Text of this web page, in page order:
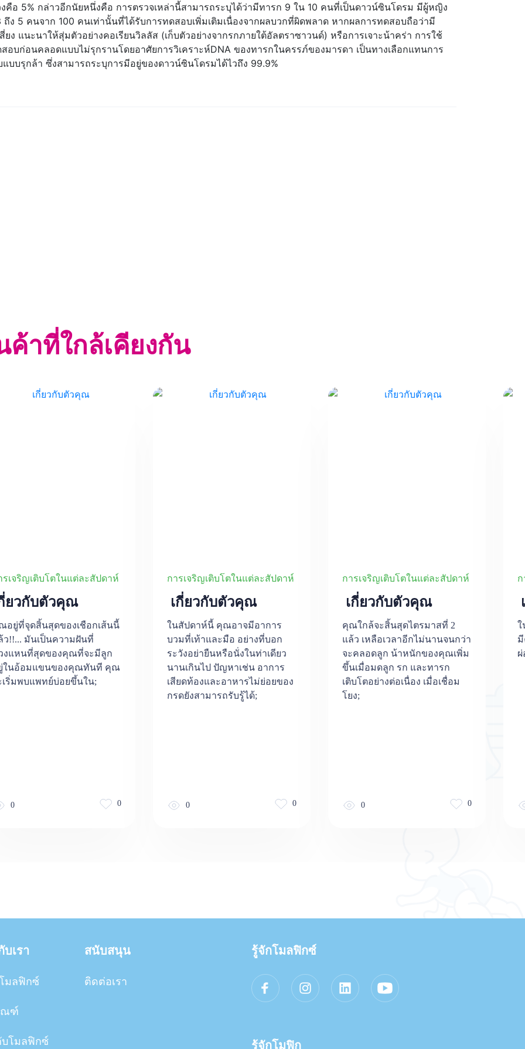
คือ 5% กล่าวอีกนัยหนึ่งคือ การตรวจเหล่านี้สามารถระบุได้ว่ามีทารก 9 ใน 10 คนที่เป็นดาวน์ซินโดรม มีผู้หญิง
ถึง 5 คนจาก 100 คนเท่านั้นที่ได้รับการทดสอบเพิ่มเติมเนื่องจากผลบวกที่ผิดพลาด หากผลการทดสอบถือว่ามี
ยง แนะนาให้สุ่มตัวอย่างคอเรียนวิลลัส (เก็บตัวอย่างจากรกภายใต้อัลตราซาวนด์) หรือการเจาะน้าคร่า การใช้
อบก่อนคลอดแบบไม่รุกรานโดยอาศัยการวิเคราะห์DNA ของทารกในครรภ์ของมารดา เป็นทางเลือกแทนการ
บบรุกล้า ซึ่งสามารถระบุการมีอยู่ของดาวน์ซินโดรมได้ไวถึง 99.9%
ค้าที่ใกล้เคียงกัน
รเจริญเติบโตในแต่ละสัปดาห์
ยวกับตัวคุณ
อยู่ที่จุดสิ้นสุดของเชือกเส้นนี้
ว!!... มันเป็นความฝันที่
งแหนที่สุดของคุณที่จะมีลูก
ในอ้อมแขนของคุณทันที คุณ
เริ่มพบแพทย์บ่อยขึ้นใน;
0 0
การเจริญเติบโตในแต่ละสัปดาห์
เกี่ยวกับตัวคุณ
ในสัปดาห์นี้ คุณอาจมีอาการ
บวมที่เท้าและมือ อย่างที่บอก
ระวังอย่ายืนหรือนั่งในท่าเดียว
นานเกินไป ปัญหาเช่น อาการ
เสียดท้องและอาหารไม่ย่อยของ
กรดยังสามารถรับรู้ได้;
0 0
การเจริญเติบโตในแต่ละสัปดาห์
เกี่ยวกับตัวคุณ
คุณใกล้จะสิ้นสุดไตรมาสที่ 2
แล้ว เหลือเวลาอีกไม่นานจนกว่า
จะคลอดลูก น้าหนักของคุณเพิ่ม
ขึ้นเมื่อมดลูก รก และทารก
เติบโตอย่างต่อเนื่อง เมื่อเชื่อม
โยง;
0 0
ใ
บเรา
มลฟิกซ์
ณฑ์
บโมลฟิกซ์
สนับสนุน
ติดต่อเรา
รู้จักโมลฟิกซ์
รู้จักโมฟิก